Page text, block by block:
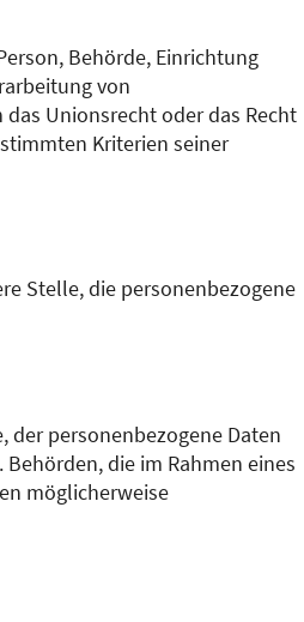
Behörde, Einrichtung
von
Unionsrecht oder das Recht
Kriterien seiner
Stelle, die personenbezogene
der personenbezogene Daten
die im Rahmen eines
möglicherweise